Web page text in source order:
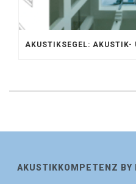
AKUSTIKKOMPETENZ BY